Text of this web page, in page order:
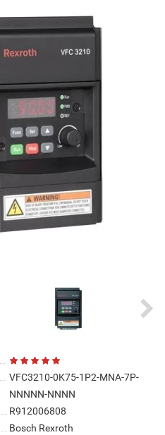
VFC3210-0K75-1P2-MNA-7P-
NNNNN-NNNN
R912006808
Bosch Rexroth